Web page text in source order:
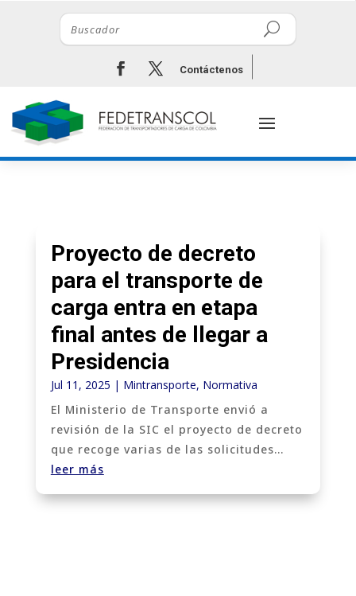
Contáctenos
Proyecto de decreto
para el transporte de
carga entra en etapa
final antes de llegar a
Presidencia
Jul 11, 2025 | Mintransporte, Normativa
El Ministerio de Transporte envió a
revisión de la SIC el proyecto de decreto
que recoge varias de las solicitudes...
leer más